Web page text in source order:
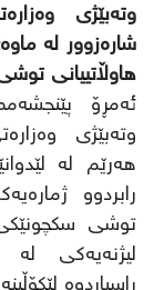
وتەبێژی
هاوڵاتییانی
وتەبێژی
رابردوو
توشی
لیژنەیەکی لە